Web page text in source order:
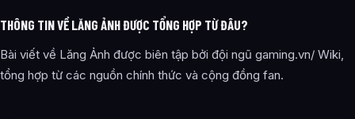
THÔNG TIN VỀ LĂNG ẢNH ĐƯỢC TỔNG HỢP TỪ ĐÂU?
Bài viết về Lăng Ảnh được biên tập bởi đội ngũ gaming.vn/ Wiki,
tổng hợp từ các nguồn chính thức và cộng đồng fan.